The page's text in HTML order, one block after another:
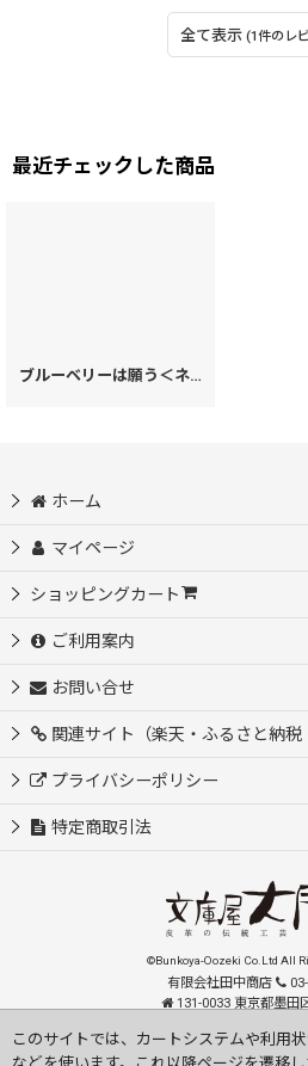
全て表示 (1件のレ
最近チェックした商品
ブルーベリーは願う＜ネイビー＞ 手鏡［t］
ホーム
マイページ
ショッピングカート
ご利用案内
お問い合せ
関連サイト（楽天・ふるさと納税
プライバシーポリシー
特定商取引法
©Bunkoya-Oozeki Co.Ltd All
有限会社田中商店
03-
131-0033 東京都墨田
このサイトでは、カートシステムや利用